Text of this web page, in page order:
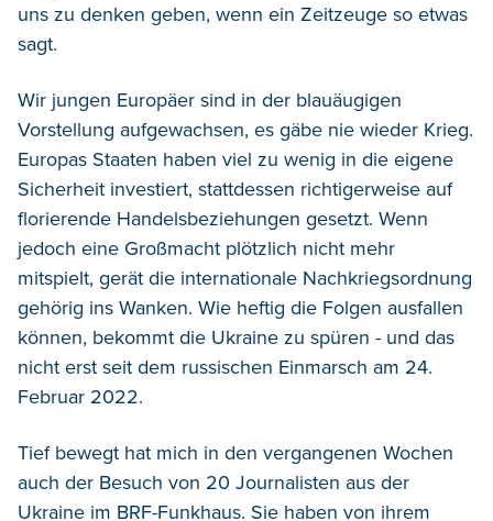
uns zu denken geben, wenn ein Zeitzeuge so etwas
sagt.
Wir jungen Europäer sind in der blauäugigen
Vorstellung aufgewachsen, es gäbe nie wieder Krieg.
Europas Staaten haben viel zu wenig in die eigene
Sicherheit investiert, stattdessen richtigerweise auf
florierende Handelsbeziehungen gesetzt. Wenn
jedoch eine Großmacht plötzlich nicht mehr
mitspielt, gerät die internationale Nachkriegsordnung
gehörig ins Wanken. Wie heftig die Folgen ausfallen
können, bekommt die Ukraine zu spüren - und das
nicht erst seit dem russischen Einmarsch am 24.
Februar 2022.
Tief bewegt hat mich in den vergangenen Wochen
auch der Besuch von 20 Journalisten aus der
Ukraine im BRF-Funkhaus. Sie haben von ihrem